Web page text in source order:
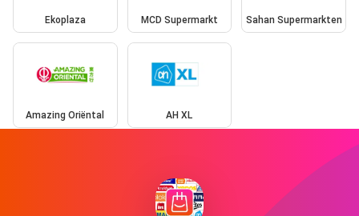
Ekoplaza MCD Supermarkt Sahan Supermarkten
Amazing Oriëntal AH XL